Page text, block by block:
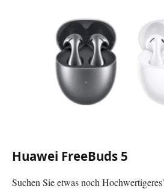
Huawei FreeBuds 5
Suchen Sie etwas noch